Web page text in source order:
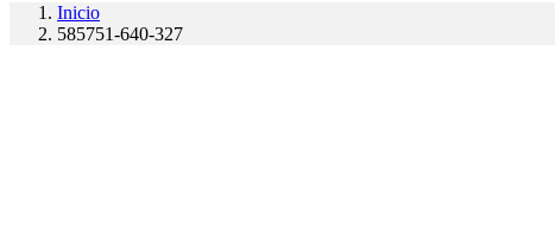
Inicio
585751-640-327